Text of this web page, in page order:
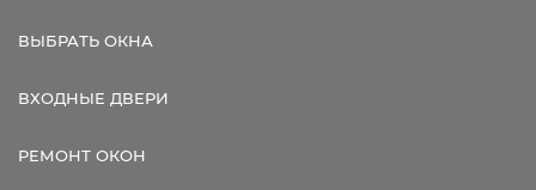
ВЫБРАТЬ ОКНА
ВХОДНЫЕ ДВЕРИ
РЕМОНТ ОКОН